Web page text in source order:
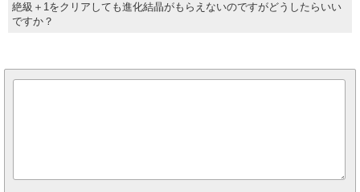
絶級＋1をクリアしても進化結晶がもらえないのですがどうしたらいい
ですか？